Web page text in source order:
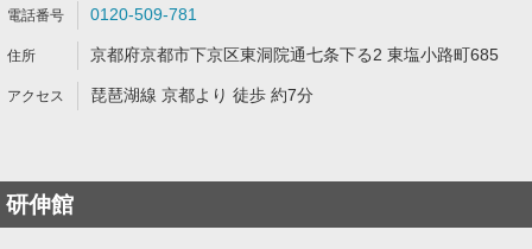
0120-509-781
京都府京都市下京区東洞院通七条下る2 東塩小路町685
琵琶湖線 京都より 徒歩 約7分
研伸館